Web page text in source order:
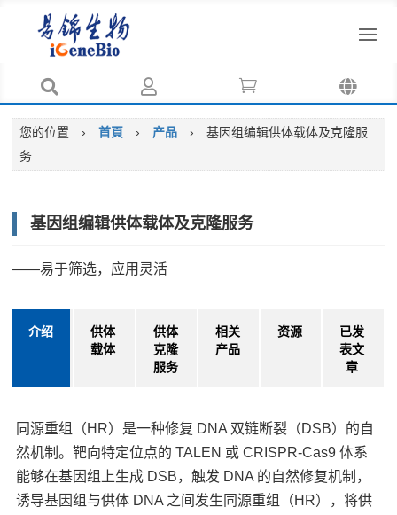
   
您的位置 › 首頁 › 产品 ›
基因组编辑供体载体及克隆服
务
基因组编辑供体载体及克隆服务
——易于筛选，应用灵活
介绍
供体
载体
供体
克隆
服务
相关
产品
资源
已发
表文
章
同源重组（HR）是一种修复 DNA 双链断裂（DSB）的自
然机制。靶向特定位点的 TALEN 或 CRISPR-Cas9 体系
能够在基因组上生成 DSB，触发 DNA 的自然修复机制，
诱导基因组与供体 DNA 之间发生同源重组（HR），将供